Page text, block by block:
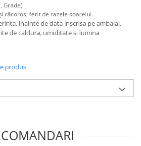
Grade)
răcoros, ferit de razele soarelui.
inainte de data inscrisa pe ambalaj.
de caldura, umiditate si lumina
produs